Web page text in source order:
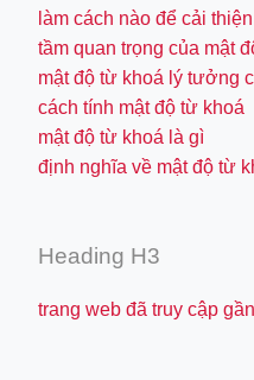
làm cách nào để cải
tầm quan trọng của mật
mật độ từ khoá lý tưởng
cách tính mật độ từ khoá
mật độ từ khoá là gì
định nghĩa về mật độ từ
Heading H3
trang web đã truy cập